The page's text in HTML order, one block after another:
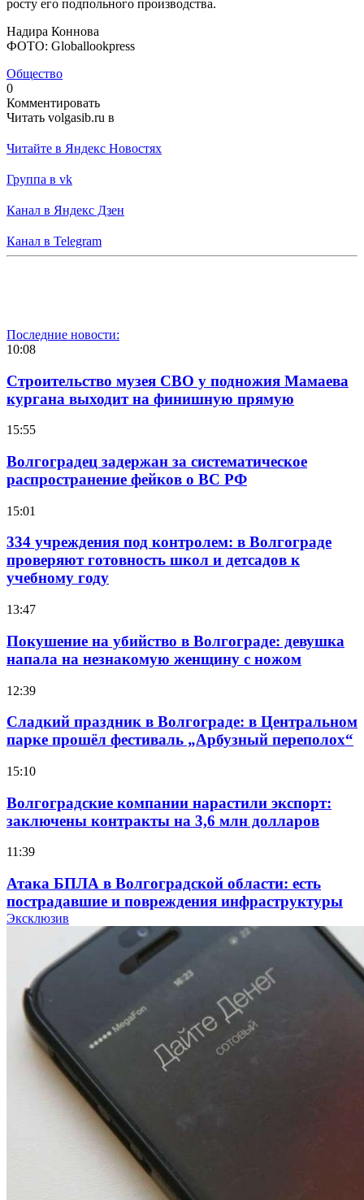
росту его подпольного производства.
Надира Коннова
ФОТО: Globallookpress
Общество
0
Комментировать
Читать volgasib.ru в
Читайте в Яндекс Новостях
Группа в vk
Канал в Яндекс Дзен
Канал в Telegram
Последние новости:
10:08
Строительство музея СВО у подножия Мамаева
кургана выходит на финишную прямую
15:55
Волгоградец задержан за систематическое
распространение фейков о ВС РФ
15:01
334 учреждения под контролем: в Волгограде
проверяют готовность школ и детсадов к
учебному году
13:47
Покушение на убийство в Волгограде: девушка
напала на незнакомую женщину с ножом
12:39
Сладкий праздник в Волгограде: в Центральном
парке прошёл фестиваль „Арбузный переполох“
15:10
Волгоградские компании нарастили экспорт:
заключены контракты на 3,6 млн долларов
11:39
Атака БПЛА в Волгоградской области: есть
пострадавшие и повреждения инфраструктуры
Волгоградские вузы в топе зарплатного
рейтинга: ВолгГТУ и ВолгГМУ вошли в топ‑15
для химической отрасли и фармацевтики
18:39
В Красноармейском районе Волгограда стартует
конкурс на ремонт моста через Волго‑Донской
судоходный канал
Фестиваль #ТриЧетыре в Волгограде пройдёт
11–13 сентября в рамках Года единства народов
Эксклюзив